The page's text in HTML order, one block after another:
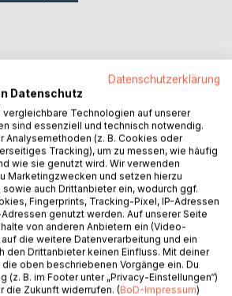
DEN WARENKORB
Datenschutzerklärung
Datenschutz
vergleichbare Technologien auf unserer
sind essenziell und technisch notwendig.
Analysemethoden (z. B. Cookies oder
Tracking), um zu messen, wie häufig
wie sie genutzt wird. Wir verwenden
Marketingzwecken und setzen hierzu
auch Drittanbieter ein, wodurch ggf.
Fingerprints, Tracking-Pixel, IP-Adressen
genutzt werden. Auf unserer Seite
von anderen Anbietern ein (Video-
die weitere Datenverarbeitung und ein
den Drittanbieter keinen Einfluss. Mit deiner
oben beschriebenen Vorgänge ein. Du
(z. B. im Footer unter „Privacy-Einstellungen“)
die Zukunft widerrufen. (BoD-Impressum)